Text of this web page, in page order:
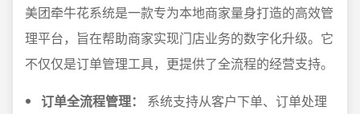
美团牵牛花系统是一款专为本地商家量身打造的高效管
理平台，旨在帮助商家实现门店业务的数字化升级。它
不仅仅是订单管理工具，更提供了全流程的经营支持。
订单全流程管理：
系统支持从客户下单、订单处理